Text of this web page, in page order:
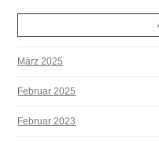
März 2025
Februar 2025
Februar 2023